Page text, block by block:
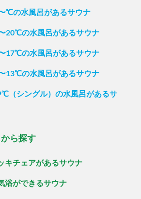
℃の水風呂があるサウナ
20℃の水風呂があるサウナ
17℃の水風呂があるサウナ
13℃の水風呂があるサウナ
（シングル）の水風呂があるサ
ら探す
キチェアがあるサウナ
浴ができるサウナ